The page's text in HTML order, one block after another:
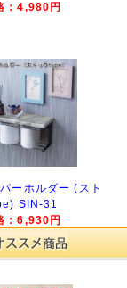
：4,980円
ーホルダー (スト
SIN-31
：6,930円